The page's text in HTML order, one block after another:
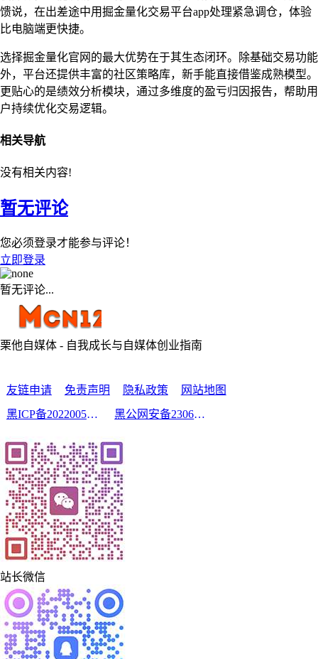
馈说，在出差途中用掘金量化交易平台app处理紧急调仓，体验
比电脑端更快捷。
选择掘金量化官网的最大优势在于其生态闭环。除基础交易功能
外，平台还提供丰富的社区策略库，新手能直接借鉴成熟模型。
更贴心的是绩效分析模块，通过多维度的盈亏归因报告，帮助用
户持续优化交易逻辑。
相关导航
没有相关内容!
暂无评论
您必须登录才能参与评论！
立即登录
暂无评论...
栗他自媒体 - 自我成长与自媒体创业指南
友链申请 免责声明 隐私政策
网站地图
黑ICP备2022005210号-2
黑公网安备23060302000213号
站长微信